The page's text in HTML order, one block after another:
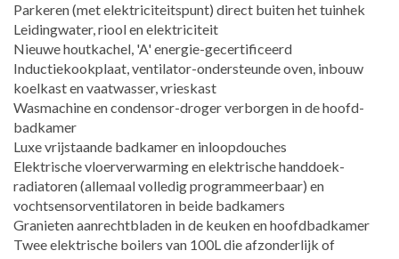
Parkeren (met elektriciteitspunt) direct buiten het tuinhek
Leidingwater, riool en elektriciteit
Nieuwe houtkachel, 'A' energie-gecertificeerd
Inductiekookplaat, ventilator-ondersteunde oven, inbouw
koelkast en vaatwasser, vrieskast
Wasmachine en condensor-droger verborgen in de hoofd-
badkamer
Luxe vrijstaande badkamer en inloopdouches
Elektrische vloerverwarming en elektrische handdoek-
radiatoren (allemaal volledig programmeerbaar) en
vochtsensorventilatoren in beide badkamers
Granieten aanrechtbladen in de keuken en hoofdbadkamer
Twee elektrische boilers van 100L die afzonderlijk of